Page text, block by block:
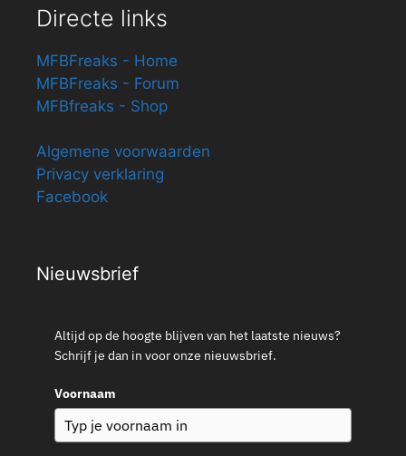
Directe links
MFBFreaks - Home
MFBFreaks - Forum
MFBfreaks - Shop
Algemene voorwaarden
Privacy verklaring
Facebook
Nieuwsbrief
Altijd op de hoogte blijven van het laatste nieuws?
Schrijf je dan in voor onze nieuwsbrief.
Voornaam